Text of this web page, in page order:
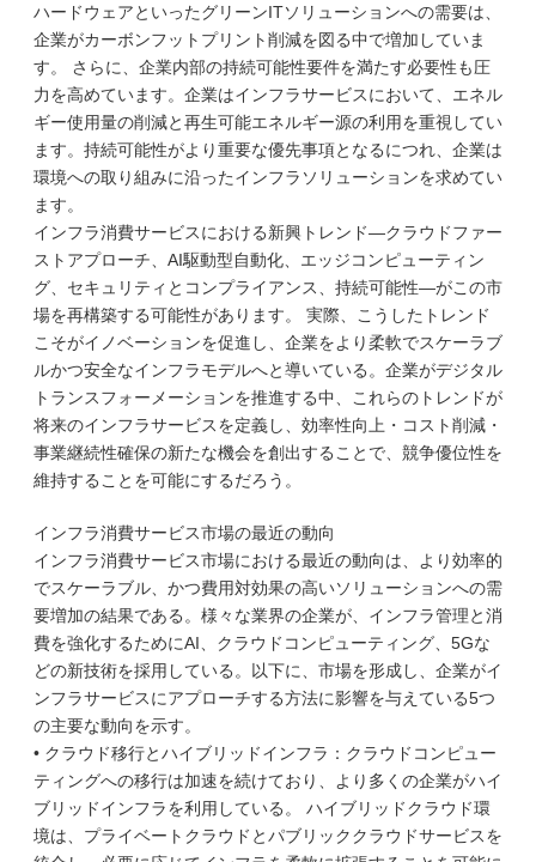
ハードウェアといったグリーンITソリューションへの需要は、
企業がカーボンフットプリント削減を図る中で増加していま
す。 さらに、企業内部の持続可能性要件を満たす必要性も圧
力を高めています。企業はインフラサービスにおいて、エネル
ギー使用量の削減と再生可能エネルギー源の利用を重視してい
ます。持続可能性がより重要な優先事項となるにつれ、企業は
環境への取り組みに沿ったインフラソリューションを求めてい
ます。
インフラ消費サービスにおける新興トレンド―クラウドファー
ストアプローチ、AI駆動型自動化、エッジコンピューティン
グ、セキュリティとコンプライアンス、持続可能性―がこの市
場を再構築する可能性があります。 実際、こうしたトレンド
こそがイノベーションを促進し、企業をより柔軟でスケーラブ
ルかつ安全なインフラモデルへと導いている。企業がデジタル
トランスフォーメーションを推進する中、これらのトレンドが
将来のインフラサービスを定義し、効率性向上・コスト削減・
事業継続性確保の新たな機会を創出することで、競争優位性を
維持することを可能にするだろう。
インフラ消費サービス市場の最近の動向
インフラ消費サービス市場における最近の動向は、より効率的
でスケーラブル、かつ費用対効果の高いソリューションへの需
要増加の結果である。様々な業界の企業が、インフラ管理と消
費を強化するためにAI、クラウドコンピューティング、5Gな
どの新技術を採用している。以下に、市場を形成し、企業がイ
ンフラサービスにアプローチする方法に影響を与えている5つ
の主要な動向を示す。
• クラウド移行とハイブリッドインフラ：クラウドコンピュー
ティングへの移行は加速を続けており、より多くの企業がハイ
ブリッドインフラを利用している。 ハイブリッドクラウド環
境は、プライベートクラウドとパブリッククラウドサービスを